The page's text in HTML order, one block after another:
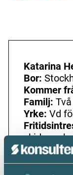
Katarina
Bor:
Kommer
Familj:
Yrke: Vd
skidor och
Äger en
Drömyrke